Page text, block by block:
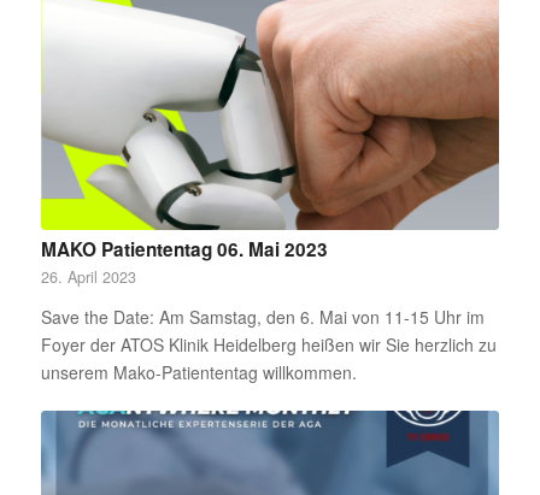
MAKO Patiententag 06. Mai 2023
26. April 2023
Save the Date: Am Samstag, den 6. Mai von 11-15 Uhr im
Foyer der ATOS Klinik Heidelberg heißen wir Sie herzlich zu
unserem Mako-Patiententag willkommen.